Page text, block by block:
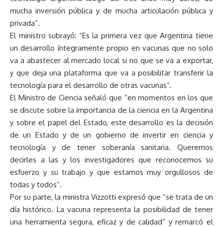
mucha inversión pública y de mucha articulación pública y
privada”.
El ministro subrayó: “Es la primera vez que Argentina tiene
un desarrollo íntegramente propio en vacunas que no solo
va a abastecer al mercado local si no que se va a exportar,
y que deja una plataforma que va a posibilitar transferir la
tecnología para el desarrollo de otras vacunas”.
El Ministro de Ciencia señaló que “en momentos en los que
se discute sobre la importancia de la ciencia en la Argentina
y sobre el papel del Estado, este desarrollo es la decisión
de un Estado y de un gobierno de invertir en ciencia y
tecnología y de tener soberanía sanitaria. Queremos
decirles a las y los investigadores que reconocemos su
esfuerzo y su trabajo y que estamos muy orgullosos de
todas y todos”.
Por su parte, la ministra Vizzotti expresó que “se trata de un
día histórico. La vacuna representa la posibilidad de tener
una herramienta segura, eficaz y de calidad” y remarcó el